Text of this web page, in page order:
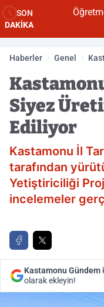
SON
DAKİKA
Haberler Genel
Siyez
Ediliyor
Kastamonu İl
tarafından
Yetiştiriciliği
incelemeler
Kastamonu Gündem
olarak ekleyin!